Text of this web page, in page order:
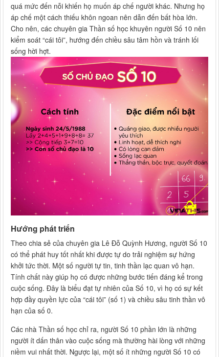
quá mức đến nỗi khiến họ muốn áp chế người khác. Nhưng họ
áp chế một cách thiếu khôn ngoan nên dẫn đến bất hòa lớn.
Cho nên, các chuyên gia Thần số học khuyên người Số 10 nên
kiểm soát “cái tôi”, hướng đến chiều sâu tâm hồn và tránh lối
sống hời hợt.
Hướng phát triển
Theo chia sẻ của chuyên gia Lê Đỗ Quỳnh Hương, người Số 10
có thể phát huy tốt nhất khi được tự do trải nghiệm sự hứng
khởi tức thời. Một số người tự tin, tinh thần lạc quan vô hạn.
Tính chất này giúp họ có được những bước tiến đáng kể trong
cuộc sống. Đây là biểu đạt tự nhiên của Số 10, vì họ có sự kết
hợp đầy quyền lực của “cái tôi” (số 1) và chiều sâu tinh thần vô
hạn của số 0.
Các nhà Thần số học chỉ ra, người Số 10 phần lớn là những
người ít dấn thân vào cuộc sống mà thường hài lòng với những
niềm vui nhất thời. Ngược lại, một số ít những người Số 10 có